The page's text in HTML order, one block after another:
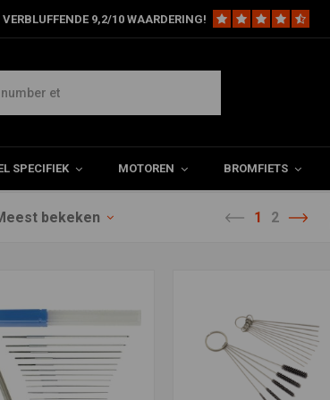
9,2/10 WAARDERING!
SPECIFIEK MOTOREN BROMFIETS
(Hex)
bekeken 1 2